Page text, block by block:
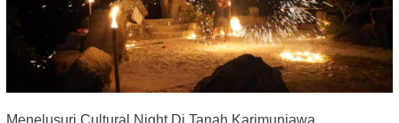
Menelusuri Cultural Night Di Tanah Karimunjawa